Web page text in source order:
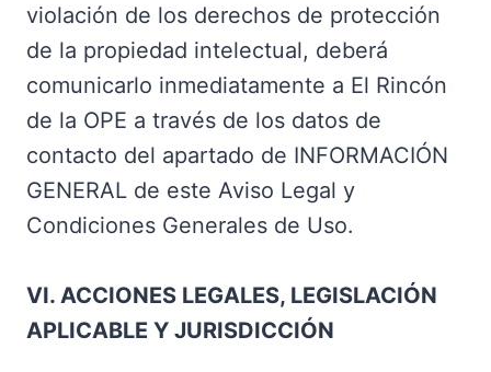
violación de los derechos de protección
de la propiedad intelectual, deberá
comunicarlo inmediatamente a El Rincón
de la OPE a través de los datos de
contacto del apartado de INFORMACIÓN
GENERAL de este Aviso Legal y
Condiciones Generales de Uso.
VI. ACCIONES LEGALES, LEGISLACIÓN
APLICABLE Y JURISDICCIÓN